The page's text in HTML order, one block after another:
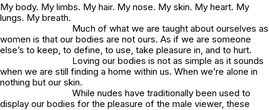
My body. My limbs. My hair. My nose. My skin. My heart. My
lungs. My breath.
Much of what we are taught about ourselves as
women is that our bodies are not ours. As if we are someone
else’s to keep, to define, to use, take pleasure in, and to hurt.
Loving our bodies is not as simple as it sounds
when we are still finding a home within us. When we’re alone in
nothing but our skin.
While nudes have traditionally been used to
display our bodies for the pleasure of the male viewer, these